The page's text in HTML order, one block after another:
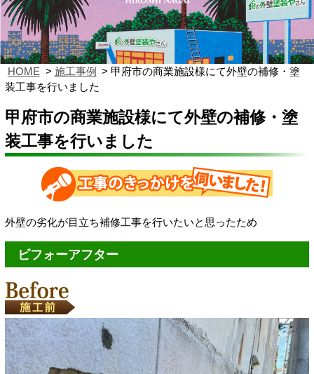
HOME 施工事例
甲府市の商業施設様にて外壁の補修・塗
装工事を行いました
甲府市の商業施設様にて外壁の補修・塗
装工事を行いました
外壁の劣化が目立ち補修工事を行いたいと思ったため
ビフォーアフター